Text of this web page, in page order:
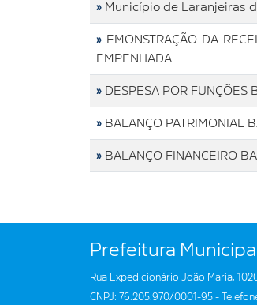
» Município de Laranjeiras
» EMONSTRAÇÃO DA
EMPENHADA
» DESPESA POR
» BALANÇO PATRIMONIAL
» BALANÇO FINANCEIRO
Prefeitura
Rua Expedicionário João Maria,
CNPJ: 76.205.970/0001-95 -